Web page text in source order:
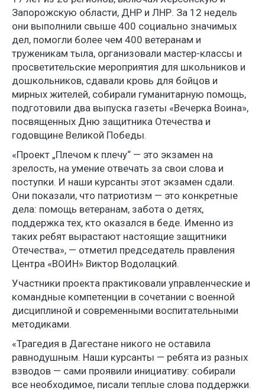
Запорожскую области, ДНР и ЛНР. За 12 недель
они выполнили свыше 400 социально значимых
дел, помогли более чем 400 ветеранам и
труженикам тыла, организовали мастер-классы и
просветительские мероприятия для школьников и
дошкольников, сдавали кровь для бойцов и
мирных жителей, собирали гуманитарную помощь,
подготовили два выпуска газеты «Вечерка Воина»,
посвященных Дню защитника Отечества и
годовщине Великой Победы.
«Проект „Плечом к плечу“ — это экзамен на
зрелость, на умение отвечать за свои слова и
поступки. И наши курсанты этот экзамен сдали.
Они показали, что патриотизм — это конкретные
дела: помощь ветеранам, забота о детях,
поддержка тех, кто оказался в беде. Именно из
таких ребят вырастают настоящие защитники
Отечества», — отметил председатель правления
Центра «ВОИН» Виктор Водолацкий.
Участники проекта практиковали управленческие и
командные компетенции в сочетании с военной
дисциплиной и современными воспитательными
методиками.
«Трагедия в Дагестане никого не оставила
равнодушным. Наши курсанты — ребята из разных
взводов — сами проявили инициативу: собирали
все необходимое, писали теплые слова поддержки.